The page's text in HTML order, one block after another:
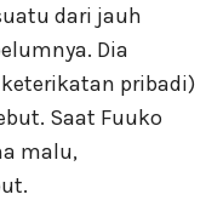
dari jauh
Dia
pribadi)
Saat Fuuko
malu,